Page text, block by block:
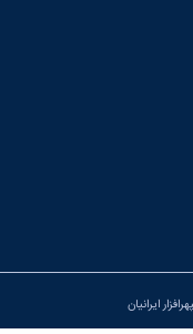
ایرانیان